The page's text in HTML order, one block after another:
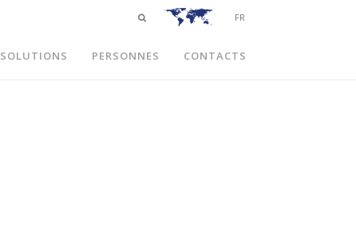
FR
SOLUTIONS PERSONNES CONTACTS